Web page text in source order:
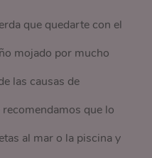
que quedarte con el
mojado por mucho
las causas de
que lo
al mar o la piscina y